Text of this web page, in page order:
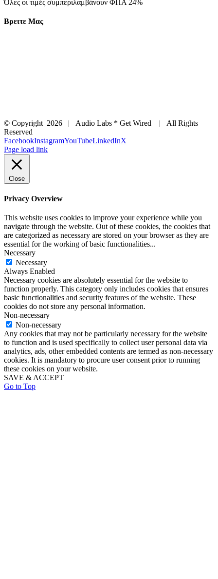
Όλες οι τιμές συμπεριλαμβάνουν ΦΠΑ 24%
Βρειτε Μας
© Copyright 2026 | Audio Labs * Get Wired | All Rights
Reserved
FacebookInstagramYouTubeLinkedInX
Page load link
Close
Privacy Overview
This website uses cookies to improve your experience while you
navigate through the website. Out of these cookies, the cookies that
are categorized as necessary are stored on your browser as they are
essential for the working of basic functionalities...
Necessary
Necessary
Always Enabled
Necessary cookies are absolutely essential for the website to
function properly. This category only includes cookies that ensures
basic functionalities and security features of the website. These
cookies do not store any personal information.
Non-necessary
Non-necessary
Any cookies that may not be particularly necessary for the website
to function and is used specifically to collect user personal data via
analytics, ads, other embedded contents are termed as non-necessary
cookies. It is mandatory to procure user consent prior to running
these cookies on your website.
SAVE & ACCEPT
Go to Top